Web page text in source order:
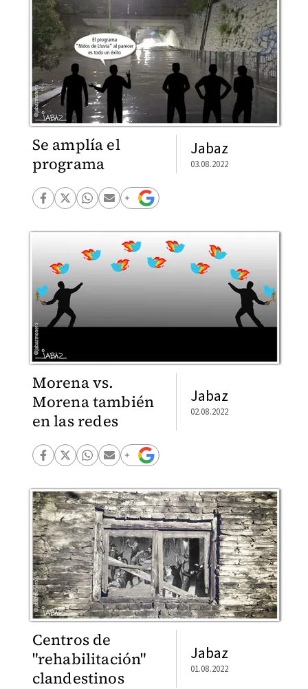
Se amplía el
programa
Jabaz
03.08.2022
Morena vs.
Morena también
en las redes
Jabaz
02.08.2022
Centros de
"rehabilitación"
clandestinos
Jabaz
01.08.2022